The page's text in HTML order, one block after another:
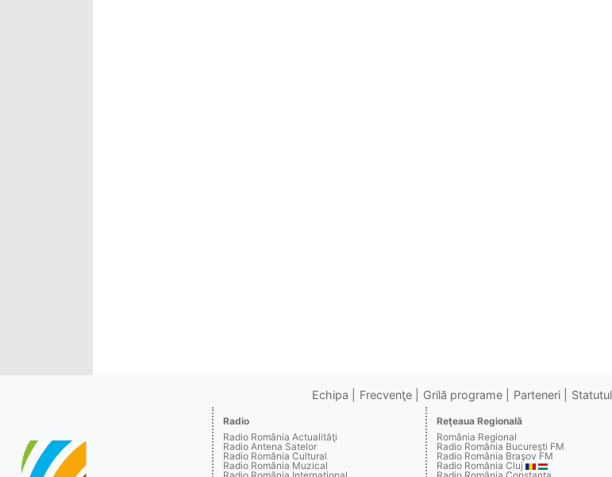
Echipa Frecvenţe Grilă programe Parteneri
Radio
Radio România Actualităţi
Radio Antena Satelor
Radio România Cultural
Radio România Muzical
Reţeaua Regională
România Regional
Radio România Bucureşti FM
Radio România Braşov FM
Radio România Cluj